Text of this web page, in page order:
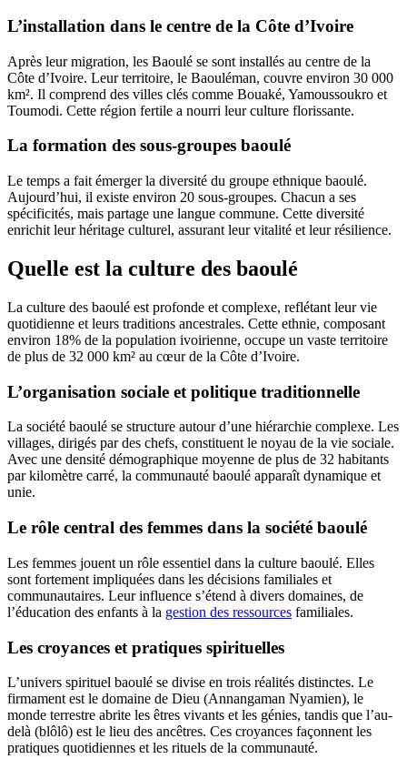
L’installation dans le centre de la Côte d’Ivoire
Après leur migration, les Baoulé se sont installés au centre de la
Côte d’Ivoire. Leur territoire, le Baouléman, couvre environ 30 000
km². Il comprend des villes clés comme Bouaké, Yamoussoukro et
Toumodi. Cette région fertile a nourri leur culture florissante.
La formation des sous-groupes baoulé
Le temps a fait émerger la diversité du groupe ethnique baoulé.
Aujourd’hui, il existe environ 20 sous-groupes. Chacun a ses
spécificités, mais partage une langue commune. Cette diversité
enrichit leur héritage culturel, assurant leur vitalité et leur résilience.
Quelle est la culture des baoulé
La culture des baoulé est profonde et complexe, reflétant leur vie
quotidienne et leurs traditions ancestrales. Cette ethnie, composant
environ 18% de la population ivoirienne, occupe un vaste territoire
de plus de 32 000 km² au cœur de la Côte d’Ivoire.
L’organisation sociale et politique traditionnelle
La société baoulé se structure autour d’une hiérarchie complexe. Les
villages, dirigés par des chefs, constituent le noyau de la vie sociale.
Avec une densité démographique moyenne de plus de 32 habitants
par kilomètre carré, la communauté baoulé apparaît dynamique et
unie.
Le rôle central des femmes dans la société baoulé
Les femmes jouent un rôle essentiel dans la culture baoulé. Elles
sont fortement impliquées dans les décisions familiales et
communautaires. Leur influence s’étend à divers domaines, de
l’éducation des enfants à la gestion des ressources familiales.
Les croyances et pratiques spirituelles
L’univers spirituel baoulé se divise en trois réalités distinctes. Le
firmament est le domaine de Dieu (Annangaman Nyamien), le
monde terrestre abrite les êtres vivants et les génies, tandis que l’au-
delà (blôlô) est le lieu des ancêtres. Ces croyances façonnent les
pratiques quotidiennes et les rituels de la communauté.